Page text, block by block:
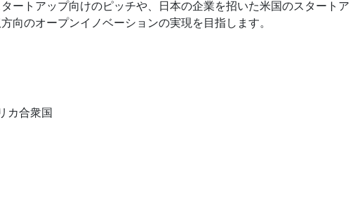
ートアップ向けのピッチや、日本の企業を招いた米国のスタートア
向のオープンイノベーションの実現を目指します。
カ合衆国